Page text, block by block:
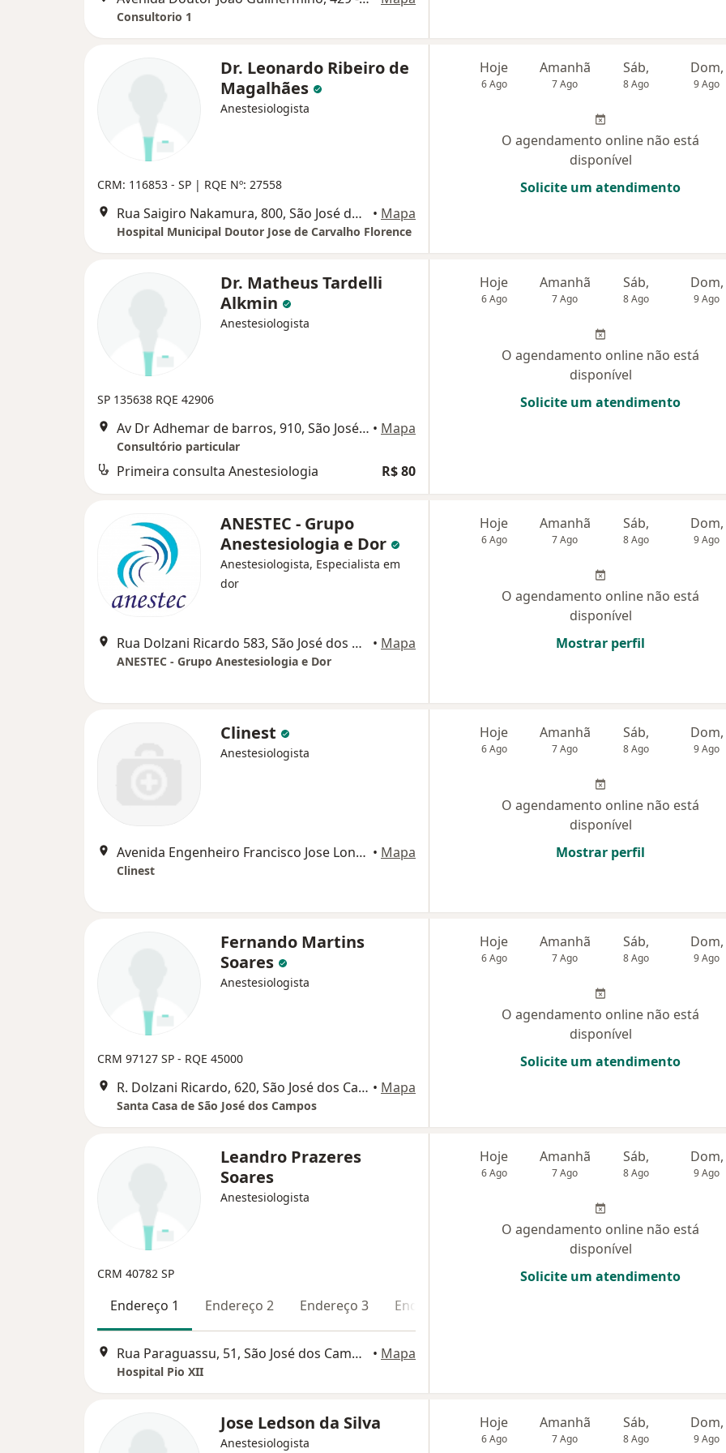
Consultorio 1
Dr. Leonardo Ribeiro de
Magalhães
Anestesiologista
CRM: 116853 - SP | RQE Nº: 27558
Rua Saigiro Nakamura, 800, São José dos Campos • Mapa
Hospital Municipal Doutor Jose de Carvalho Florence
Hoje
6 Ago
Amanhã
7 Ago
Sáb,
8 Ago
Dom,
9 Ago
O agendamento online não está
disponível
Solicite um atendimento
Dr. Matheus Tardelli
Alkmin
Anestesiologista
SP 135638 RQE 42906
Av Dr Adhemar de barros, 910, São José dos Campos • Mapa
Consultório particular
Primeira consulta Anestesiologia R$ 80
Hoje
6 Ago
Amanhã
7 Ago
Sáb,
8 Ago
Dom,
9 Ago
O agendamento online não está
disponível
Solicite um atendimento
ANESTEC - Grupo
Anestesiologia e Dor
Anestesiologista, Especialista em
dor
Rua Dolzani Ricardo 583, São José dos Campos • Mapa
ANESTEC - Grupo Anestesiologia e Dor
Hoje
6 Ago
Amanhã
7 Ago
Sáb,
8 Ago
Dom,
9 Ago
O agendamento online não está
disponível
Mostrar perfil
Clinest
Anestesiologista
Avenida Engenheiro Francisco Jose Longo, 149 / Salas 67 e 69, São José dos Campos • Mapa
Clinest
Hoje
6 Ago
Amanhã
7 Ago
Sáb,
8 Ago
Dom,
9 Ago
O agendamento online não está
disponível
Mostrar perfil
Fernando Martins
Soares
Anestesiologista
CRM 97127 SP - RQE 45000
R. Dolzani Ricardo, 620, São José dos Campos • Mapa
Santa Casa de São José dos Campos
Hoje
6 Ago
Amanhã
7 Ago
Sáb,
8 Ago
Dom,
9 Ago
O agendamento online não está
disponível
Solicite um atendimento
Leandro Prazeres
Soares
Anestesiologista
CRM 40782 SP
Endereço 1 Endereço 2 Endereço 3 Endereço 4
Rua Paraguassu, 51, São José dos Campos • Mapa
Hospital Pio XII
Hoje
6 Ago
Amanhã
7 Ago
Sáb,
8 Ago
Dom,
9 Ago
O agendamento online não está
disponível
Solicite um atendimento
Jose Ledson da Silva
Anestesiologista
Hoje
6 Ago
Amanhã
7 Ago
Sáb,
8 Ago
Dom,
9 Ago